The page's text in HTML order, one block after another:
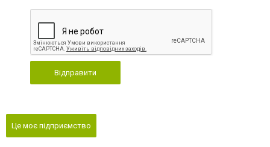
Відправити
Це моє підприємство